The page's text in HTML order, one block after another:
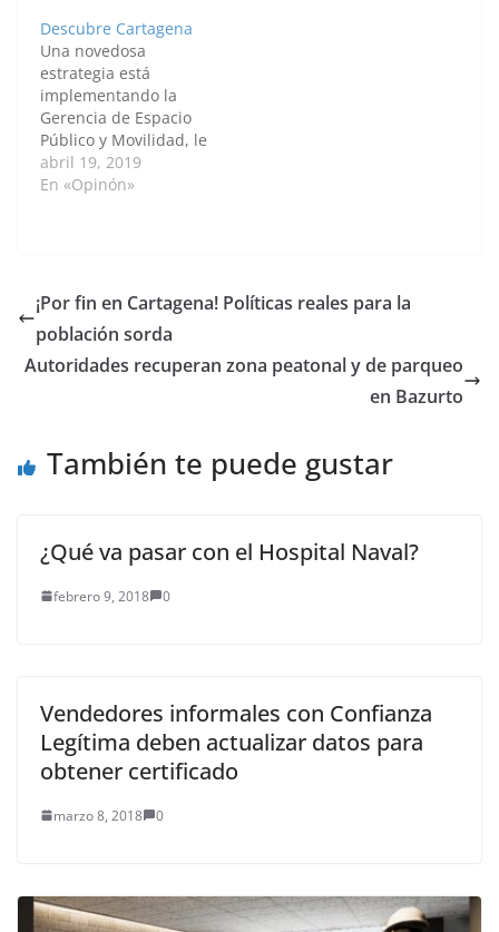
gracias a la
organización de los
vendedores informales
que cuentan con
permiso para ejercer
su actividad
económica. Siguiendo
las directrices del
Descubre Cartagena
Una novedosa
estrategia está
implementando la
Gerencia de Espacio
Público y Movilidad, le
propone a residentes y
turistas que conozcan
Este tour invita a que
cartageneros apoyen a
los vendedores con
abril 19, 2019
En «Opinón»
¡Por fin en Cartagena! Políticas reales para la
población sorda
Autoridades recuperan zona peatonal y de parqueo
en Bazurto
También te puede gustar
¿Qué va pasar con el Hospital Naval?
febrero 9, 2018 0
Vendedores informales con Confianza
Legítima deben actualizar datos para
obtener certificado
marzo 8, 2018 0